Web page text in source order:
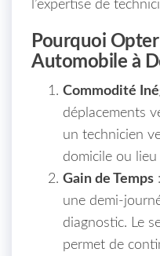
l’expertise de
Pourquoi
Automobile à
Commodité
déplacements
un technicien
domicile ou
Gain de Temps
une demi-
diagnostic. Le
permet de